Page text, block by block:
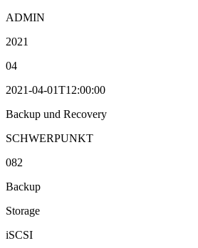
ADMIN
2021
04
2021-04-01T12:00:00
Backup und Recovery
SCHWERPUNKT
082
Backup
Storage
iSCSI